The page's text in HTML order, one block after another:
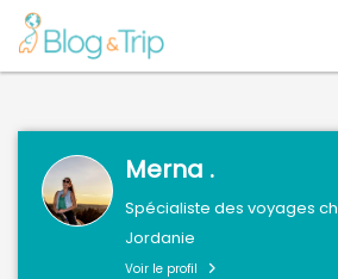
Merna .
Spécialiste des voyages
Jordanie
Voir le profil